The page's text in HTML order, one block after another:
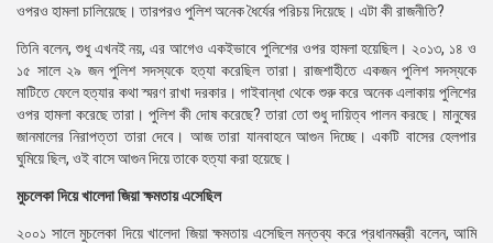
ওপরও হামলা চালিয়েছে। তারপরও পুলিশ অনেক ধৈর্যের পরিচয় দিয়েছে। এটা কী রাজনীতি?
তিনি বলেন, শুধু এখনই নয়, এর আগেও একইভাবে পুলিশের ওপর হামলা হয়েছিল। ২০১৩, ১৪ ও
১৫ সালে ২৯ জন পুলিশ সদস্যকে হত্যা করেছিল তারা। রাজশাহীতে একজন পুলিশ সদস্যকে
মাটিতে ফেলে হত্যার কথা স্মরণ রাখা দরকার। গাইবান্ধা থেকে শুরু করে অনেক এলাকায় পুলিশের
ওপর হামলা করেছে তারা। পুলিশ কী দোষ করেছে? তারা তো শুধু দায়িত্ব পালন করছে। মানুষের
জানমালের নিরাপত্তা তারা দেবে। আজ তারা যানবাহনে আগুন দিচ্ছে। একটি বাসের হেলপার
ঘুমিয়ে ছিল, ওই বাসে আগুন দিয়ে তাকে হত্যা করা হয়েছে।
মুচলেকা দিয়ে খালেদা জিয়া ক্ষমতায় এসেছিল
২০০১ সালে মুচলেকা দিয়ে খালেদা জিয়া ক্ষমতায় এসেছিল মন্তব্য করে প্রধানমন্ত্রী বলেন, আমি